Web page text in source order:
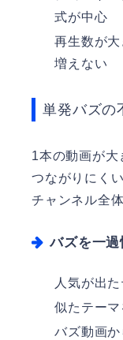
式が中心
再生数が
増えない
単発バズの
1本の動画が大
つながりにく
チャンネル全
バズを一
人気が出
似たテー
バズ動画